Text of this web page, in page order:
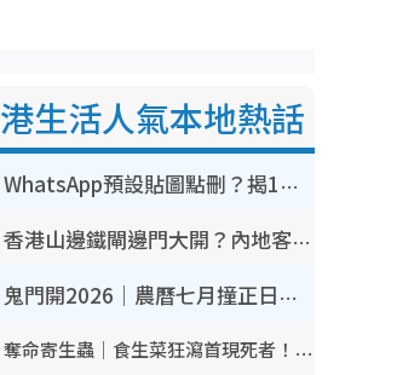
港生活人氣本地熱話
WhatsApp預設貼圖點刪？揭1招「反向操作」還原簡潔介面 附3步實測教學
香港山邊鐵閘邊門大開？內地客困惑意義何在！網民神回覆：呢種叫法理性防禦
鬼門開2026｜農曆七月撞正日全食特別邪？專家警告切忌做一事！揭4大禁忌+2招保平安
奪命寄生蟲｜食生菜狂瀉首現死者！疫潮惡化錄1.8萬宗病例 揭洗菜3大謬誤